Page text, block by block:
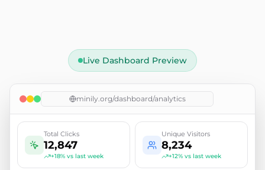
Live Dashboard Preview
minily.org/dashboard/analytics
Total Clicks
12,847
+18% vs last week
Unique Visitors
8,234
+12% vs last week